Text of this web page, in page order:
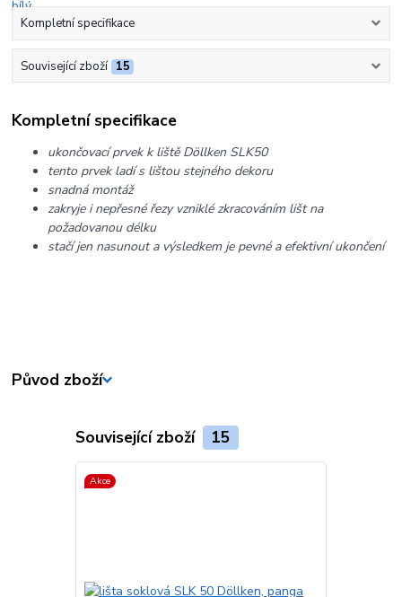
Kompletní specifikace
Související zboží 15
Kompletní specifikace
ukončovací prvek k liště Döllken SLK50
tento prvek ladí s lištou stejného dekoru
snadná montáž
zakryje i nepřesné řezy vzniklé zkracováním lišt na
požadovanou délku
stačí jen nasunout a výsledkem je pevné a efektivní ukončení
Původ zboží
Související zboží 15
Akce